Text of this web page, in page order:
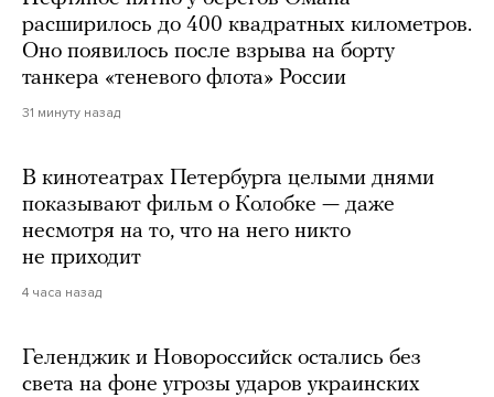
расширилось до 400 квадратных километров.
Оно появилось после взрыва на борту
танкера «теневого флота» России
31 минуту назад
В кинотеатрах Петербурга целыми днями
показывают фильм о Колобке — даже
несмотря на то, что на него никто
не приходит
4 часа назад
Геленджик и Новороссийск остались без
света на фоне угрозы ударов украинских